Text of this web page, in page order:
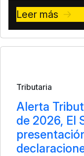
Leer más
Tributaria
Alerta
de 2026, El